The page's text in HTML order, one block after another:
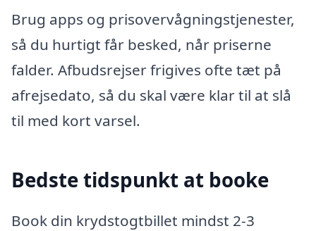
Brug apps og prisovervågningstjenester,
så du hurtigt får besked, når priserne
falder. Afbudsrejser frigives ofte tæt på
afrejsedato, så du skal være klar til at slå
til med kort varsel.
Bedste tidspunkt at booke
Book din krydstogtbillet mindst 2-3